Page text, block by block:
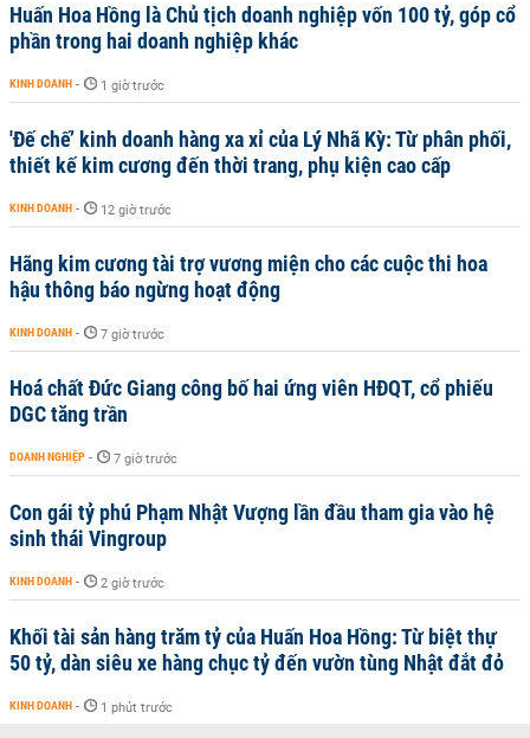
Huấn Hoa Hồng là Chủ tịch doanh nghiệp vốn 100 tỷ, góp cổ
phần trong hai doanh nghiệp khác
KINH DOANH - 1 giờ trước
'Đế chế’ kinh doanh hàng xa xỉ của Lý Nhã Kỳ: Từ phân phối,
thiết kế kim cương đến thời trang, phụ kiện cao cấp
KINH DOANH - 12 giờ trước
Hãng kim cương tài trợ vương miện cho các cuộc thi hoa
hậu thông báo ngừng hoạt động
KINH DOANH - 7 giờ trước
Hoá chất Đức Giang công bố hai ứng viên HĐQT, cổ phiếu
DGC tăng trần
DOANH NGHIỆP - 7 giờ trước
Con gái tỷ phú Phạm Nhật Vượng lần đầu tham gia vào hệ
sinh thái Vingroup
KINH DOANH - 2 giờ trước
Khối tài sản hàng trăm tỷ của Huấn Hoa Hồng: Từ biệt thự
50 tỷ, dàn siêu xe hàng chục tỷ đến vườn tùng Nhật đắt đỏ
KINH DOANH - 1 phút trước